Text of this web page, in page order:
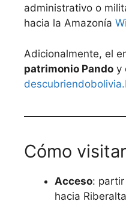
administrativo o
hacia la Amazonía
Adicionalmente, el
patrimonio Pando y
Cómo
Acceso:
hacia